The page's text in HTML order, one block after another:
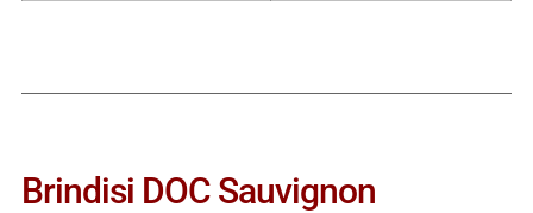
Brindisi DOC Sauvignon